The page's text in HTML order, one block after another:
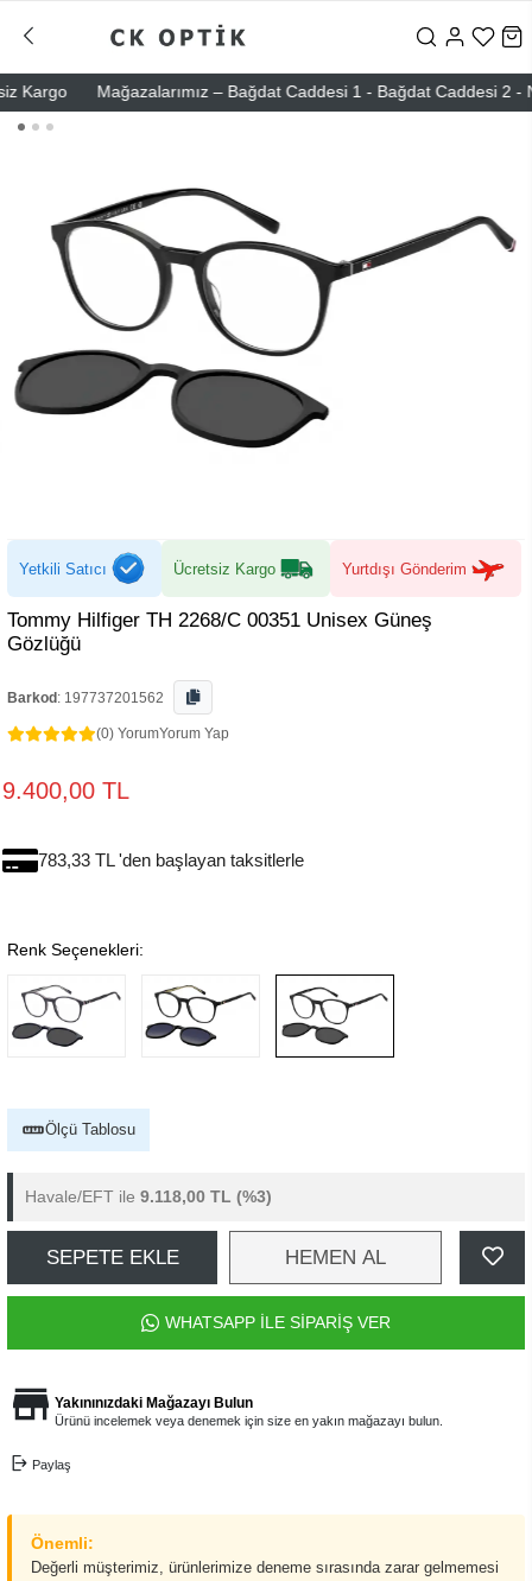
Mağazalarımız – Bağdat Caddesi 1 - Bağdat Caddesi 2 -
Yetkili Satıcı Ücretsiz Kargo Yurtdışı Gönderim
Tommy Hilfiger TH 2268/C 00351 Unisex Güneş
Gözlüğü
Barkod : 197737201562
(0) YorumYorum Yap
9.400,00 TL
783,33 TL 'den başlayan taksitlerle
Renk Seçenekleri:
Ölçü Tablosu
Havale/EFT ile 9.118,00 TL (%3)
SEPETE EKLE HEMEN AL
WHATSAPP İLE SİPARİŞ VER
Yakınınızdaki Mağazayı Bulun
Ürünü incelemek veya denemek için size en yakın mağazayı bulun.
Paylaş
Önemli:
Değerli müşterimiz, ürünlerimize deneme sırasında zarar gelmemesi